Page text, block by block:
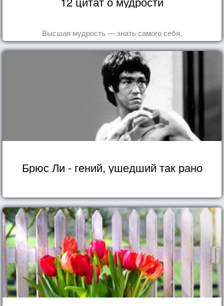
Высшая мудрость — знать самого себя.
Брюс Ли - гений, ушедший так рано